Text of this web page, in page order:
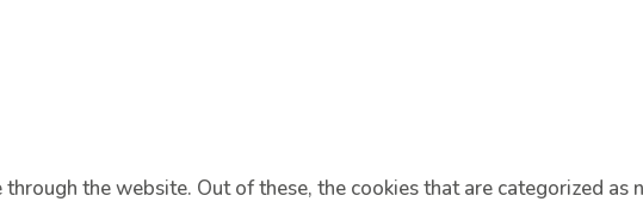
the website. Out of these, the cookies that are categorized as